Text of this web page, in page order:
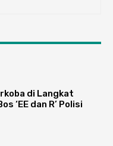
di Langkat
‘EE dan R’ Polisi